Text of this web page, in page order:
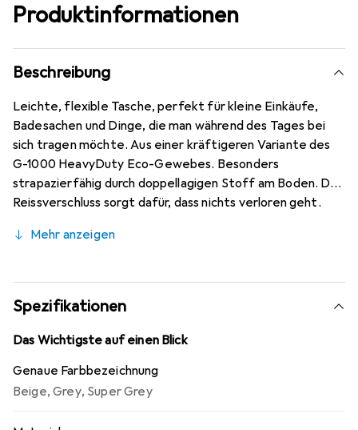
Produktinformationen
Beschreibung
Leichte, flexible Tasche, perfekt für kleine Einkäufe,
Badesachen und Dinge, die man während des Tages bei
sich tragen möchte. Aus einer kräftigeren Variante des
G-1000 HeavyDuty Eco-Gewebes. Besonders
strapazierfähig durch doppellagigen Stoff am Boden. Der
Reissverschluss sorgt dafür, dass nichts verloren geht.
Schlüssel, Brieftasche und andere Dinge, die man sicher
Reissverschluss. Lange Schulterriemen aus Textilgewebe
und kürzere Traggriffe aus Leder. Die Schulterriemen
lassen sich verstellen, sodass die Tasche auch auf dem
Rücken getragen werden kann. Praktisch auf Reisen. Hält
Mehr anzeigen
Spezifikationen
Das Wichtigste auf einen Blick
Genaue Farbbezeichnung
Beige,Grey, Super Grey